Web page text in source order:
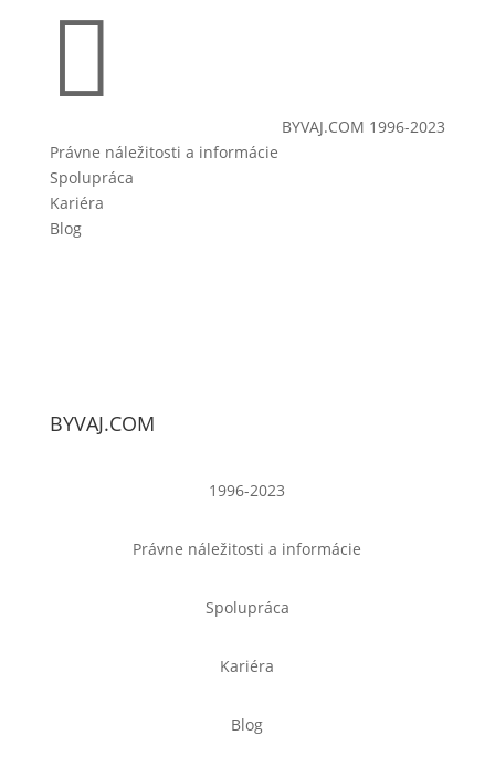

BYVAJ.COM 1996-2023
Právne náležitosti a informácie
Spolupráca
Kariéra
Blog
BYVAJ.COM
1996-2023
Právne náležitosti a informácie
Spolupráca
Kariéra
Blog